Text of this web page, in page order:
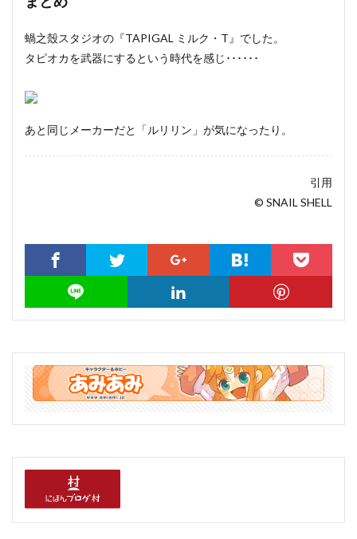
蝸之殼スタジオの『TAPIGAL ミルク・T』でした。
タピオカを武器にするという時代を感じ･･････
あと同じメーカーだと「ルリリン」が気になったり。
引用
© SNAIL SHELL